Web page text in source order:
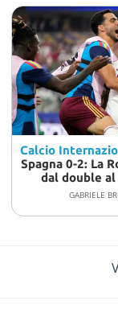
Calcio
Spagna 0-2: La
dal double al
GABRIELE